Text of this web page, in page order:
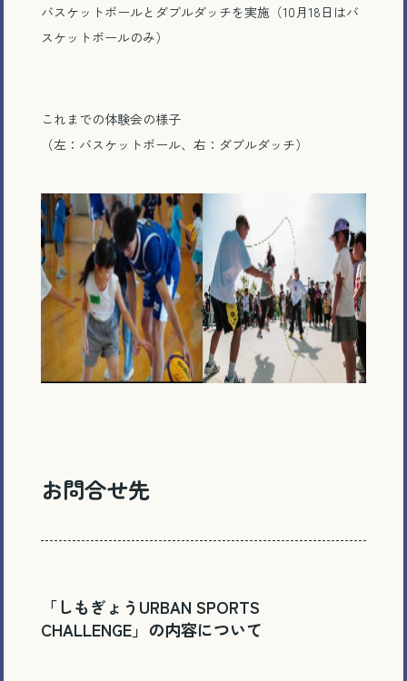
バスケットボールとダブルダッチを実施（10月18日はバ
スケットボールのみ）
これまでの体験会の様子
（左：バスケットボール、右：ダブルダッチ）
お問合せ先
「しもぎょうURBAN SPORTS
CHALLENGE」の内容について